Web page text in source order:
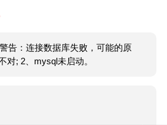
告：连接数据库失败，可能的原
对; 2、mysql未启动。